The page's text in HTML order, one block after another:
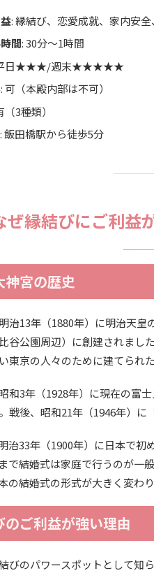
: 縁結び、恋愛成就、家内安
間: 30分〜1時間
日★★★/週末★★★★★
: 可（本殿内部は不可）
（3種類）
: 飯田橋駅から徒歩5分
ぜ縁結びにご利益
神宮の歴史
治13年（1880年）に明治天
谷公園周辺）に創建されまし
東京の人々のために建てられた
和3年（1928年）に現在の富
戦後、昭和21年（1946年）に
治33年（1900年）に日本で初
で結婚式は家庭で行うのが一
の結婚式の形式が大きく変わり
のご利益が強い理由
びのパワースポットとして知